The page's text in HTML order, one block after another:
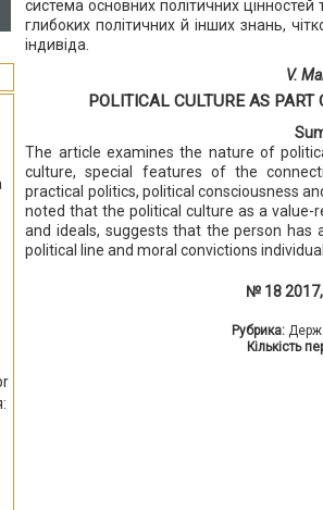
система основних політичних цінностей
глибоких політичних й інших знань,
індивіда.
V.
POLITICAL CULTURE AS PART
The article examines the nature of
culture, special features of the
practical politics, political consciousness
noted that the political culture as a value-
and ideals, suggests that the person has
political line and moral convictions individual.
№ 18 2017,
Рубрика:
Кількість